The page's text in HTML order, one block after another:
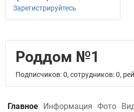
Зарегистрируйтесь
Роддом №1
Подписчиков: 0, сотрудников: 0,
Главное Информация Фото